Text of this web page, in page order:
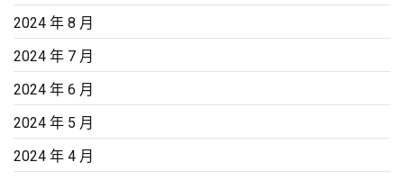
2024 年 8 月
2024 年 7 月
2024 年 6 月
2024 年 5 月
2024 年 4 月